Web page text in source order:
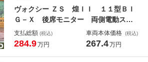
ヴォクシー ＺＳ 煌ＩＩ １１型ＢＩ
Ｇ－Ｘ 後席モニター 両側電動スラ
イドドア バックカメラ 衝突被害軽
減システム 禁煙車 スマートキー
支払総額 (税込)
284.9万円
車両本体価格 (税込)
267.4万円